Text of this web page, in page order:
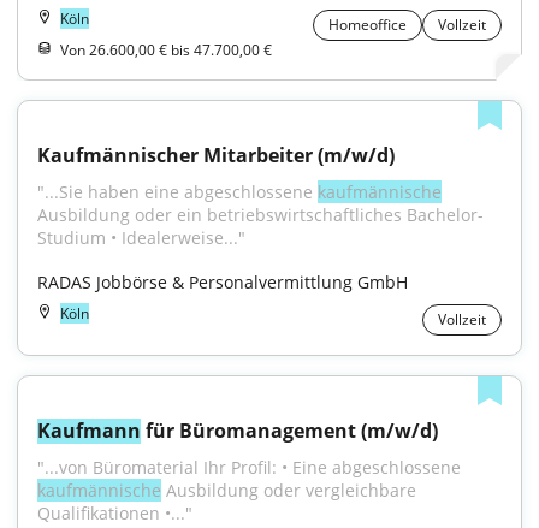
Köln Homeoffice
Vollzeit
Von 26.600,00 € bis 47.700,00 €
Kaufmännischer Mitarbeiter (m/w/d)
"...Sie haben eine abgeschlossene kaufmännische
Ausbildung oder ein betriebswirtschaftliches Bachelor-
Studium • Idealerweise..."
RADAS Jobbörse & Personalvermittlung GmbH
Köln Vollzeit
Kaufmann für Büromanagement (m/w/d)
kaufmännische Ausbildung oder vergleichbare
Qualifikationen •..."